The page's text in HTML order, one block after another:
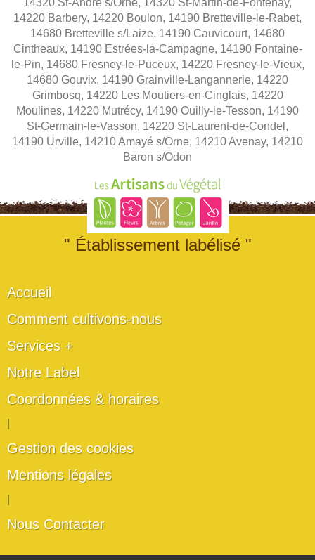
14320 St-André s/Orne, 14320 St-Martin-de-Fontenay,
14220 Barbery, 14220 Boulon, 14190 Bretteville-le-Rabet,
14680 Bretteville s/Laize, 14190 Cauvicourt, 14680
Cintheaux, 14190 Estrées-la-Campagne, 14190 Fontaine-
le-Pin, 14680 Fresney-le-Puceux, 14220 Fresney-le-Vieux,
14680 Gouvix, 14190 Grainville-Langannerie, 14220
Grimbosq, 14220 Les Moutiers-en-Cinglais, 14220
Moulines, 14220 Mutrécy, 14190 Ouilly-le-Tesson, 14190
St-Germain-le-Vasson, 14220 St-Laurent-de-Condel,
14190 Urville, 14210 Amayé s/Orne, 14210 Avenay, 14210
Baron s/Odon
" Établissement labélisé "
Accueil
Comment cultivons-nous
Services +
Notre Label
Coordonnées & horaires
Gestion des cookies
Mentions légales
Nous Contacter